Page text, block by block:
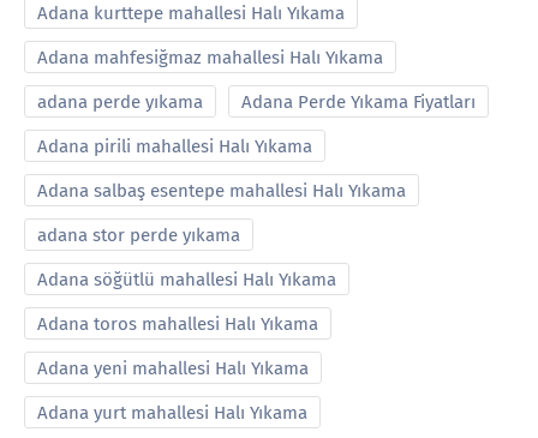
Adana kurttepe mahallesi Halı Yıkama
Adana mahfesiğmaz mahallesi Halı Yıkama
adana perde yıkama Adana Perde Yıkama Fiyatları
Adana pirili mahallesi Halı Yıkama
Adana salbaş esentepe mahallesi Halı Yıkama
adana stor perde yıkama
Adana söğütlü mahallesi Halı Yıkama
Adana toros mahallesi Halı Yıkama
Adana yeni mahallesi Halı Yıkama
Adana yurt mahallesi Halı Yıkama